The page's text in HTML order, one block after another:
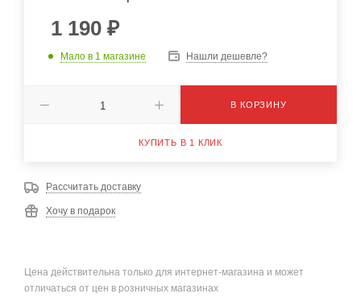
1 190 ₽
Мало в 1 магазине Нашли дешевле?
В КОРЗИНУ
КУПИТЬ В 1 КЛИК
Рассчитать доставку
Хочу в подарок
Цена действительна только для интернет-магазина и может
отличаться от цен в розничных магазинах